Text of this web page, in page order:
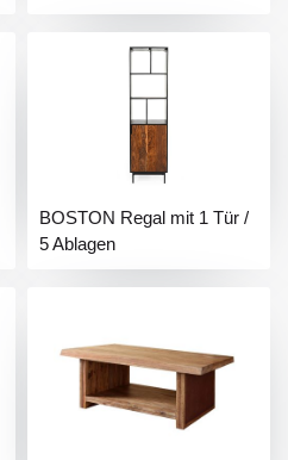
BOSTON Regal mit 1 Tür /
5 Ablagen